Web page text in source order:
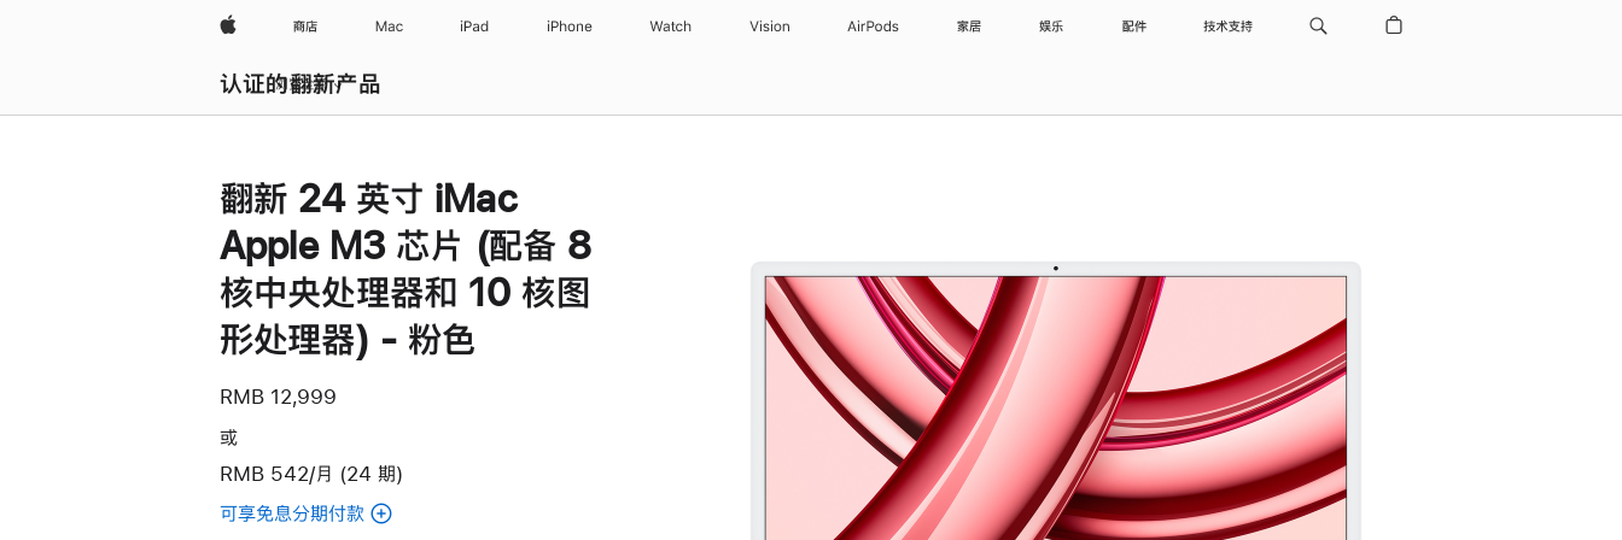
Apple 商店 Mac iPad iPhone Watch Vision AirPods 家居 娱乐 配件 技术支持
认证的翻新产品
浏览全部
翻新 24 英寸 iMac
Apple M3 芯片 (配备 8
核中央处理器和 10 核图
形处理器) - 粉色
RMB 12,999
或
RMB 542/月 (24 期)
可享免息分期付款 (翻